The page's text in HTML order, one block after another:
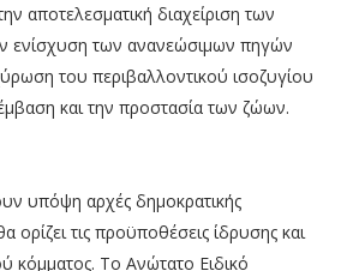
αποτελεσματική διαχείριση των
ενίσχυση των ανανεώσιμων πηγών
του περιβαλλοντικού ισοζυγίου
και την προστασία των ζώων.
υπόψη αρχές δημοκρατικής
ορίζει τις προϋποθέσεις ίδρυσης και
κόμματος. Το Ανώτατο Ειδικό